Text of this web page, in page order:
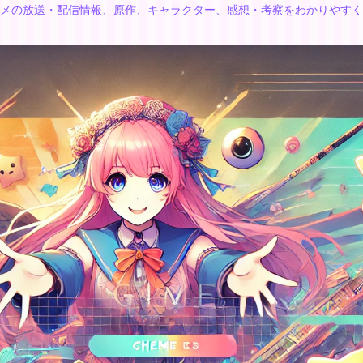
の放送・配信情報、原作、キャラクター、感想・考察をわかりやす